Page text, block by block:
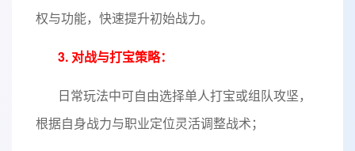
权与功能，快速提升初始战力。
3. 对战与打宝策略：
日常玩法中可自由选择单人打宝或组队攻坚，
根据自身战力与职业定位灵活调整战术；